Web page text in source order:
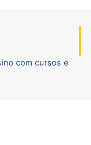
com cursos e